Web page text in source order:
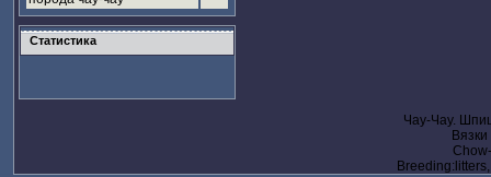
Статистика
Чау-Чау.